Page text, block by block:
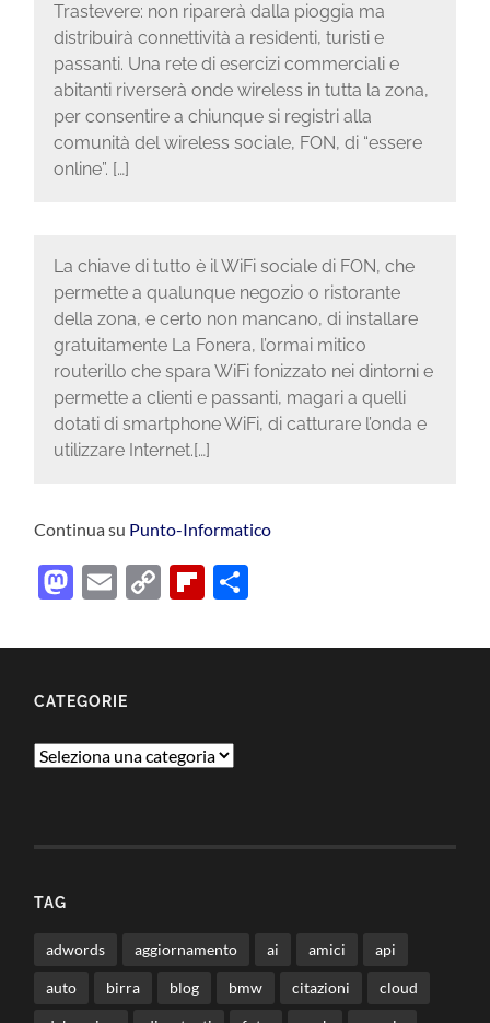
Trastevere: non riparerà dalla pioggia ma
distribuirà connettività a residenti, turisti e
passanti. Una rete di esercizi commerciali e
abitanti riverserà onde wireless in tutta la zona,
per consentire a chiunque si registri alla
comunità del wireless sociale, FON, di “essere
online”. […]
La chiave di tutto è il WiFi sociale di FON, che
permette a qualunque negozio o ristorante
della zona, e certo non mancano, di installare
gratuitamente La Fonera, l’ormai mitico
routerillo che spara WiFi fonizzato nei dintorni e
permette a clienti e passanti, magari a quelli
dotati di smartphone WiFi, di catturare l’onda e
utilizzare Internet.[…]
Continua su Punto-Informatico
Mastodon
EmailCopyFlipboard
CATEGORIE
Categorie
TAG
adwords aggiornamento ai amici api
auto birra blog bmw citazioni cloud